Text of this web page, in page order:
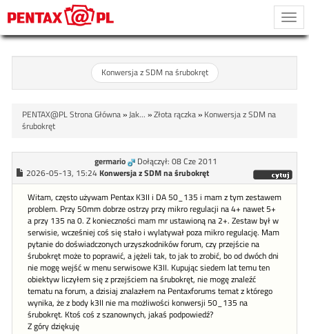
Konwersja z SDM na śrubokręt
PENTAX@PL Strona Główna»Jak... »Złota rączka» Konwersja z SDM na
śrubokręt
germario
Dołączył: 08 Cze 2011
2026-05-13, 15:24 Konwersja z SDM na śrubokręt
Witam, często używam Pentax K3II i DA 50_135 i mam z tym zestawem
problem. Przy 50mm dobrze ostrzy przy mikro regulacji na 4+ nawet 5+
a przy 135 na 0. Z konieczności mam mr ustawioną na 2+. Zestaw był w
serwisie, wcześniej coś się stało i wylatywał poza mikro regulację. Mam
pytanie do doświadczonych urzyszkodników forum, czy przejście na
śrubokręt może to poprawić, a jężeli tak, to jak to zrobić, bo od dwóch dni
nie mogę wejść w menu serwisowe K3II. Kupując siedem lat temu ten
obiektyw liczyłem się z przejściem na śrubokręt, nie mogę znaleźć
tematu na forum, a dzisiaj znalazłem na Pentaxforums temat z którego
wynika, że z body k3II nie ma możliwości konwersji 50_135 na
śrubokręt. Ktoś coś z szanownych, jakaś podpowiedź?
Z góry dziękuję